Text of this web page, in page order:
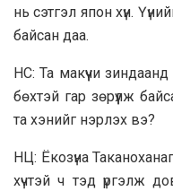
нь сэтгэл япон хүн.
байсан даа.
НС: Та макүүчи
бөхтэй гар зөрүүлж
та хэнийг нэрлэх вэ?
НЦ: Ёкозүна
хүчтэй ч тэд үргэлж